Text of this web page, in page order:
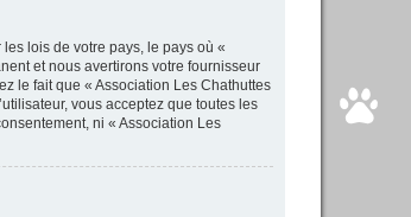
lois de votre pays, le pays où «
et nous avertirons votre fournisseur
le fait que « Association Les Chathuttes
vous acceptez que toutes les
ni « Association Les